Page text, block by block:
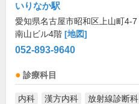
いりなか駅
愛知県名古屋市昭和区上山町4-7
南山ビル4階 [地図]
052-893-9640
診療科目
内科 漢方内科 放射線診断科